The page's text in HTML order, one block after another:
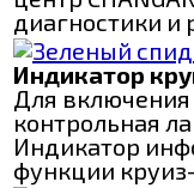
диагностики и
Индикатор
Для
контрольная
Индикатор
функции